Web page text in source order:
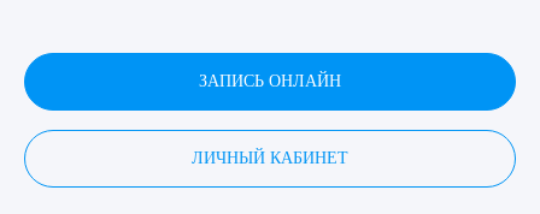
ЗАПИСЬ ОНЛАЙН
ЛИЧНЫЙ КАБИНЕТ